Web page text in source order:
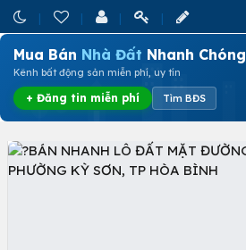
Mua Bán Nhà Đất Nhanh Chóng
Kênh bất động sản miễn phí, uy tín
+ Đăng tin miễn phí Tìm BĐS